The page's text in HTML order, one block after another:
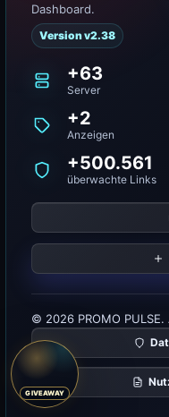
Dashboard.
Version v2.38
+63
Server
+2
Anzeigen
+500.561
überwachte Links
© 2026 PROMO